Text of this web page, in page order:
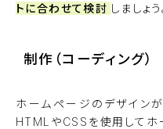
トに合わせて検討 しましょう
制作（コーディング）
ホームページのデザインが
HTMLやCSSを使用してホ